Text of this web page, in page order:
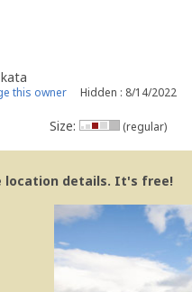
this owner Hidden : 8/14/2022
Size: (regular)
location details. It's free!